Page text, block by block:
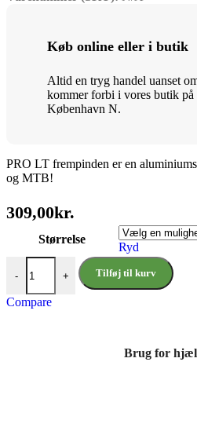
Køb online eller i butik
Altid en tryg handel uanset
kommer forbi i vores butik
København N.
PRO LT frempinden er en
og MTB!
309,00kr.
Størrelse
Ryd
-
Pro LT Frempind ±17º / 31.8 mm antal
+ Tilføj til kurv
Compare
Brug for